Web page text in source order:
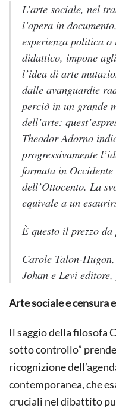
L’arte sociale, nel
l’opera in
esperienza politica
didattico, impone
l’idea di arte
dalle avanguardie
perciò in un grande
dell’arte:
Theodor Adorno
progressivamente
formata in
dell’Ottocento. La
equivale a un
Ѐ questo il prezzo
Carole Talon-Hugon,
Johan e Levi
Arte sociale e censura
Il saggio della filosofa
sotto controllo”
ricognizione
contemporanea, che
cruciali nel dibattito